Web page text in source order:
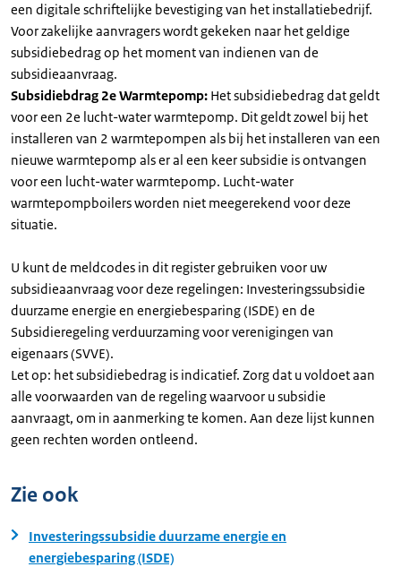
een digitale schriftelijke bevestiging van het installatiebedrijf.
Voor zakelijke aanvragers wordt gekeken naar het geldige
subsidiebedrag op het moment van indienen van de
subsidieaanvraag.
Subsidiebdrag 2e Warmtepomp: Het subsidiebedrag dat geldt
voor een 2e lucht-water warmtepomp. Dit geldt zowel bij het
installeren van 2 warmtepompen als bij het installeren van een
nieuwe warmtepomp als er al een keer subsidie is ontvangen
voor een lucht-water warmtepomp. Lucht-water
warmtepompboilers worden niet meegerekend voor deze
situatie.
U kunt de meldcodes in dit register gebruiken voor uw
subsidieaanvraag voor deze regelingen: Investeringssubsidie
duurzame energie en energiebesparing (ISDE) en de
Subsidieregeling verduurzaming voor verenigingen van
eigenaars (SVVE).
Let op: het subsidiebedrag is indicatief. Zorg dat u voldoet aan
alle voorwaarden van de regeling waarvoor u subsidie
aanvraagt, om in aanmerking te komen. Aan deze lijst kunnen
geen rechten worden ontleend.
Zie ook
Investeringssubsidie duurzame energie en
energiebesparing (ISDE)